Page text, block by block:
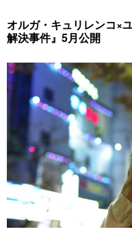
オルガ・キュリレンコ×
解決事件』5月公開